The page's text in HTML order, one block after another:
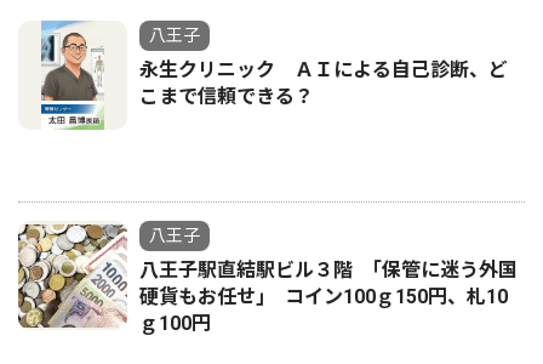
八王子
永生クリニック ＡＩによる自己診断、ど
こまで信頼できる？
八王子
八王子駅直結駅ビル３階 ｢保管に迷う外国
硬貨もお任せ｣ コイン100ｇ150円、札10
ｇ100円